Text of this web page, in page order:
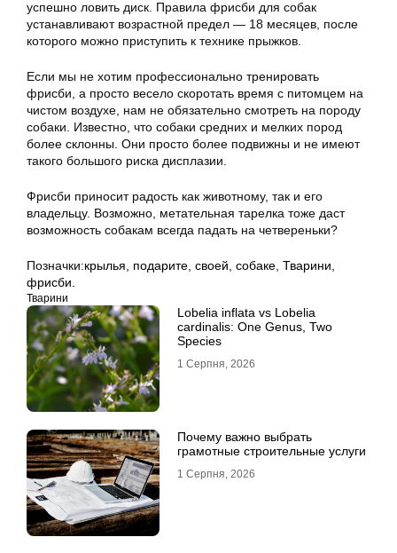
успешно ловить диск. Правила фрисби для собак
устанавливают возрастной предел — 18 месяцев, после
которого можно приступить к технике прыжков.
Если мы не хотим профессионально тренировать
фрисби, а просто весело скоротать время с питомцем на
чистом воздухе, нам не обязательно смотреть на породу
собаки. Известно, что собаки средних и мелких пород
более склонны. Они просто более подвижны и не имеют
такого большого риска дисплазии.
Фрисби приносит радость как животному, так и его
владельцу. Возможно, метательная тарелка тоже даст
возможность собакам всегда падать на четвереньки?
Позначки:крылья подарите своей собаке Тварини
фрисби.
Тварини
Lobelia inflata vs Lobelia
cardinalis: One Genus, Two
Species
1 Серпня, 2026
Почему важно выбрать
грамотные строительные услуги
1 Серпня, 2026